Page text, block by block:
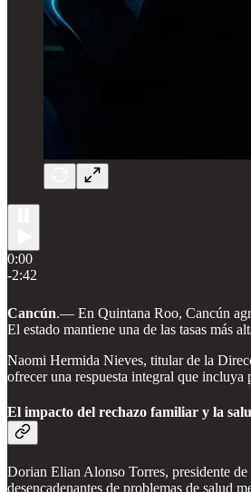
0:00
-2:42
Cancún.— En Quintana Roo, Cancún
El estado mantiene una de las tasas más
Naomi Hermida Nieves, titular de la
ofrecer una respuesta integral que
El impacto del rechazo familiar y la
Dorian Elian Alonso Torres, presidente
desencadenantes de problemas de salud